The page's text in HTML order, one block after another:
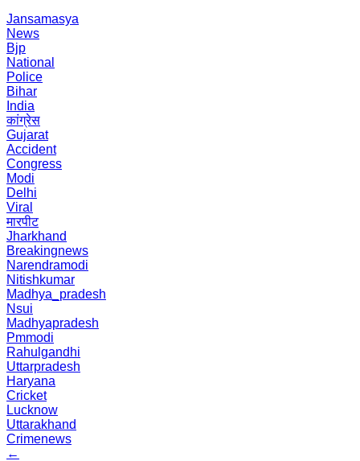
Jansamasya
News
Bjp
National
Police
Bihar
India
कांग्रेस
Gujarat
Accident
Congress
Modi
Delhi
Viral
मारपीट
Jharkhand
Breakingnews
Narendramodi
Nitishkumar
Madhya_pradesh
Nsui
Madhyapradesh
Pmmodi
Rahulgandhi
Uttarpradesh
Haryana
Cricket
Lucknow
Uttarakhand
Crimenews
←